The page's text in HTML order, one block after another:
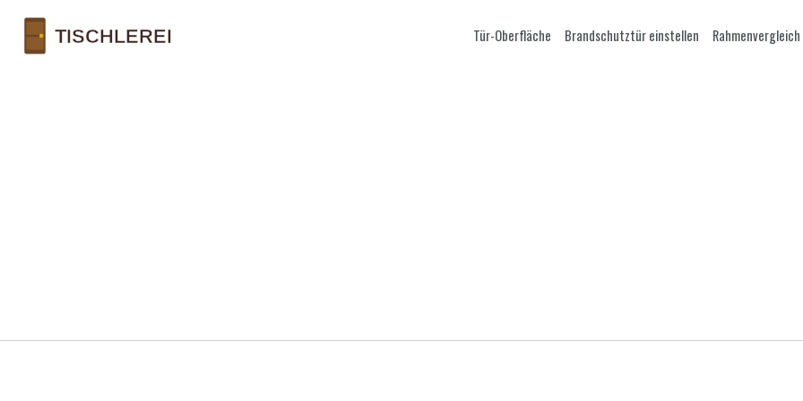
Tür-Oberfläche Brandschutztür einstellen Rahmenvergleich